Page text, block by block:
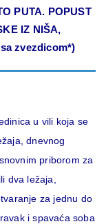
PUTA. POPUST
IZ NIŠA,
zvezdicom*)
u vili koja se
dnevnog
priborom za
dva ležaja,
za jednu do
i spavaća soba